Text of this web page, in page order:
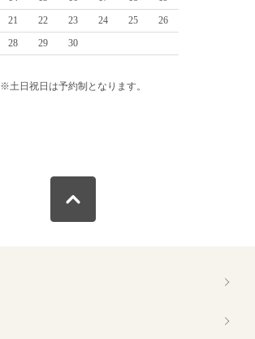
21 22 23 24 25
26
28 29 30
※土日祝日は予約制となります。